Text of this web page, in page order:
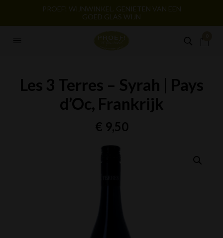
PROEF! WIJNWINKEL. GENIETEN VAN EEN
GOED GLAS WIJN
Les 3 Terres – Syrah | Pays
d’Oc, Frankrijk
€ 9,50